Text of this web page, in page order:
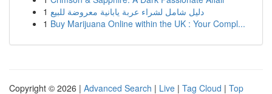
1 دليل شامل لشراء عربة يابانية معروضة للبيع
1 Buy Marijuana Online within the UK : Your Compl...
Copyright © 2026 | Advanced Search | Live | Tag Cloud | Top